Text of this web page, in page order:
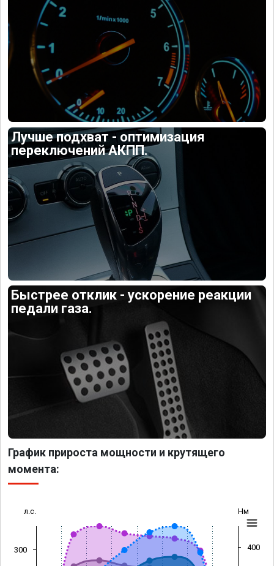
Лучше подхват - оптимизация
переключений АКПП.
Быстрее отклик - ускорение реакции
педали газа.
График прироста мощности и крутящего
момента:
л.с. Нм
300 400